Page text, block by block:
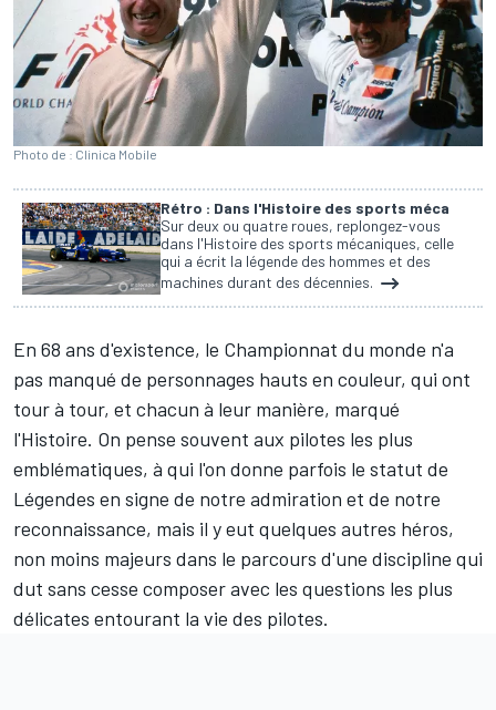
Photo de : Clinica Mobile
Rétro : Dans l'Histoire des sports méca
Sur deux ou quatre roues, replongez-vous
dans l'Histoire des sports mécaniques, celle
qui a écrit la légende des hommes et des
machines durant des décennies.
En 68 ans d'existence, le Championnat du monde n'a
pas manqué de personnages hauts en couleur, qui ont
tour à tour, et chacun à leur manière, marqué
l'Histoire. On pense souvent aux pilotes les plus
emblématiques, à qui l'on donne parfois le statut de
Légendes en signe de notre admiration et de notre
reconnaissance, mais il y eut quelques autres héros,
non moins majeurs dans le parcours d'une discipline qui
dut sans cesse composer avec les questions les plus
délicates entourant la vie des pilotes.